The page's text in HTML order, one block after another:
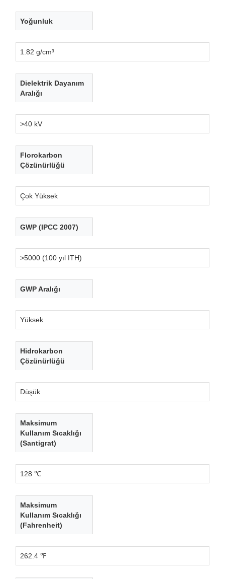
Yoğunluk
1.82 g/cm³
Dielektrik Dayanım
Aralığı
>40 kV
Florokarbon
Çözünürlüğü
Çok Yüksek
GWP (IPCC 2007)
>5000 (100 yıl ITH)
GWP Aralığı
Yüksek
Hidrokarbon
Çözünürlüğü
Düşük
Maksimum
Kullanım Sıcaklığı
(Santigrat)
128 ℃
Maksimum
Kullanım Sıcaklığı
(Fahrenheit)
262.4 ℉